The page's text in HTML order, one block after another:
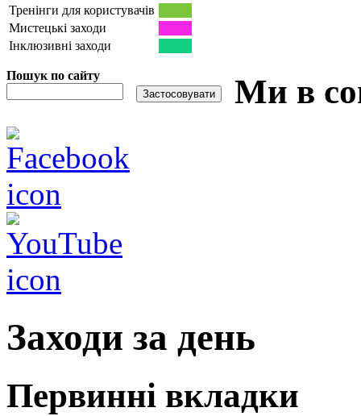
Тренінги для користувачів
Мистецькі заходи
Інклюзивні заходи
Пошук по сайту Ми в
Заходи за день
Первинні вкладки